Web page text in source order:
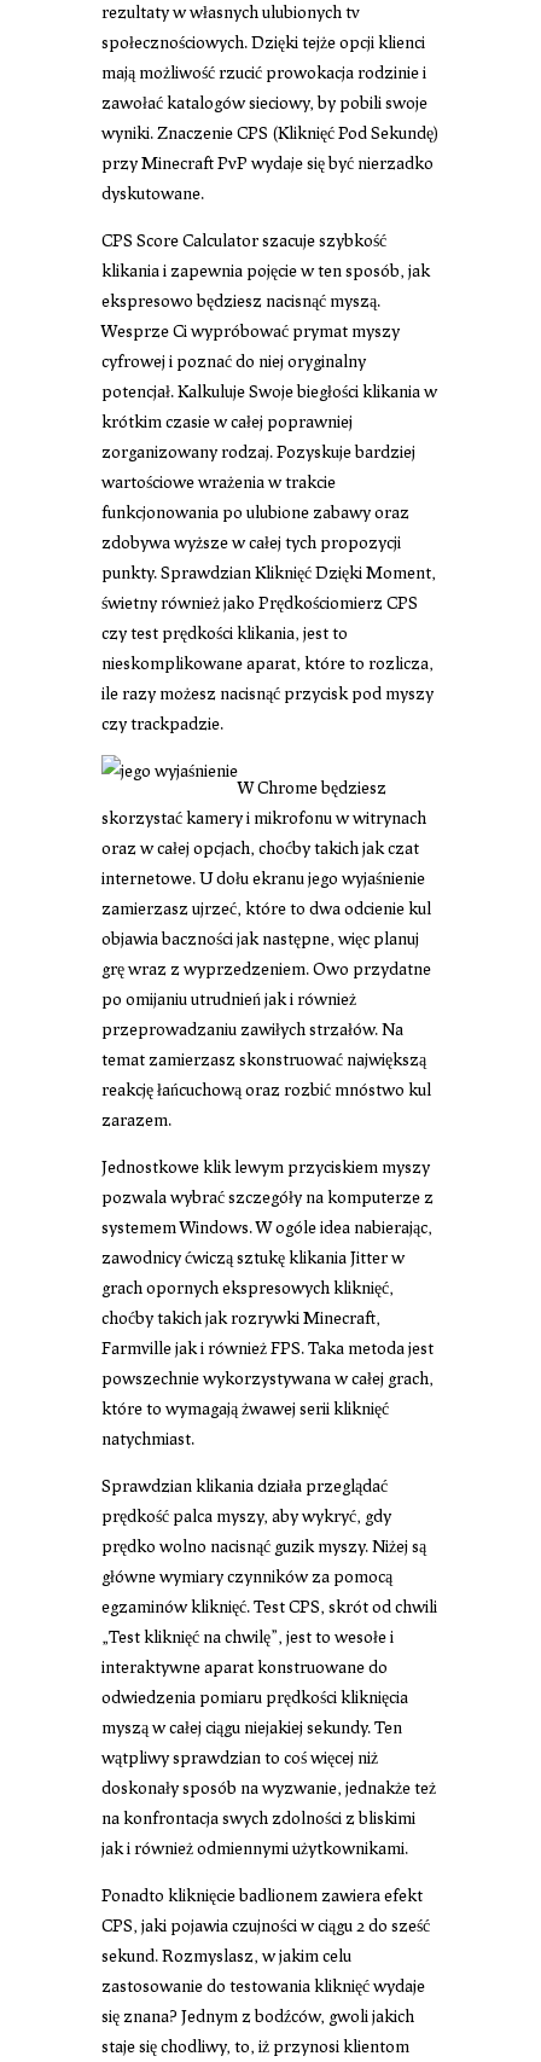
rezultaty w własnych ulubionych tv
społecznościowych. Dzięki tejże opcji klienci
mają możliwość rzucić prowokacja rodzinie i
zawołać katalogów sieciowy, by pobili swoje
wyniki. Znaczenie CPS (Kliknięć Pod Sekundę)
przy Minecraft PvP wydaje się być nierzadko
dyskutowane.
CPS Score Calculator szacuje szybkość
klikania i zapewnia pojęcie w ten sposób, jak
ekspresowo będziesz nacisnąć myszą.
Wesprze Ci wypróbować prymat myszy
cyfrowej i poznać do niej oryginalny
potencjał. Kalkuluje Swoje biegłości klikania w
krótkim czasie w całej poprawniej
zorganizowany rodzaj. Pozyskuje bardziej
wartościowe wrażenia w trakcie
funkcjonowania po ulubione zabawy oraz
zdobywa wyższe w całej tych propozycji
punkty. Sprawdzian Kliknięć Dzięki Moment,
świetny również jako Prędkościomierz CPS
czy test prędkości klikania, jest to
nieskomplikowane aparat, które to rozlicza,
ile razy możesz nacisnąć przycisk pod myszy
czy trackpadzie.
W Chrome będziesz
skorzystać kamery i mikrofonu w witrynach
oraz w całej opcjach, choćby takich jak czat
internetowe. U dołu ekranujego wyjaśnienie
zamierzasz ujrzeć, które to dwa odcienie kul
objawia baczności jak następne, więc planuj
grę wraz z wyprzedzeniem. Owo przydatne
po omijaniu utrudnień jak i również
przeprowadzaniu zawiłych strzałów. Na
temat zamierzasz skonstruować największą
reakcję łańcuchową oraz rozbić mnóstwo kul
zarazem.
Jednostkowe klik lewym przyciskiem myszy
pozwala wybrać szczegóły na komputerze z
systemem Windows. W ogóle idea nabierając,
zawodnicy ćwiczą sztukę klikania Jitter w
grach opornych ekspresowych kliknięć,
choćby takich jak rozrywki Minecraft,
Farmville jak i również FPS. Taka metoda jest
powszechnie wykorzystywana w całej grach,
które to wymagają żwawej serii kliknięć
natychmiast.
Sprawdzian klikania działa przeglądać
prędkość palca myszy, aby wykryć, gdy
prędko wolno nacisnąć guzik myszy. Niżej są
główne wymiary czynników za pomocą
egzaminów kliknięć. Test CPS, skrót od chwili
„Test kliknięć na chwilę”, jest to wesołe i
interaktywne aparat konstruowane do
odwiedzenia pomiaru prędkości kliknięcia
myszą w całej ciągu niejakiej sekundy. Ten
wątpliwy sprawdzian to coś więcej niż
doskonały sposób na wyzwanie, jednakże też
na konfrontacja swych zdolności z bliskimi
jak i również odmiennymi użytkownikami.
Ponadto kliknięcie badlionem zawiera efekt
CPS, jaki pojawia czujności w ciągu 2 do sześć
sekund. Rozmyslasz, w jakim celu
zastosowanie do testowania kliknięć wydaje
się znana? Jednym z bodźców, gwoli jakich
staje się chodliwy, to, iż przynosi klientom